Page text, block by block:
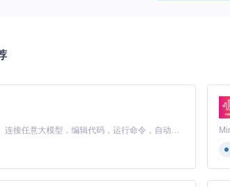
，精确量化缺陷严重程度
可视化展示，包含隐裂（横向条纹）、断栅（点状
Claude Code 的开源替代方案。连接任意大模型，编辑代码，运行命令，自动验证 — 全自动执行。用 Rust 构建，极致性能。 ｜ An open-source alternative to Claude Code. Connect any LLM, edit code, run commands, and verify changes — autonomously. Built in Rust for speed. Get Started